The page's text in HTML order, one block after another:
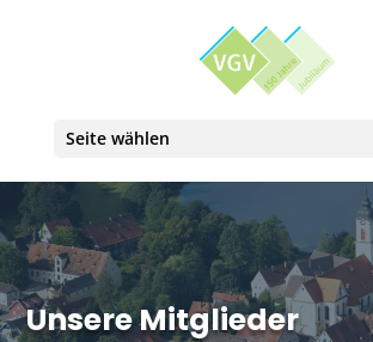
Seite wählen
Unsere Mitglieder